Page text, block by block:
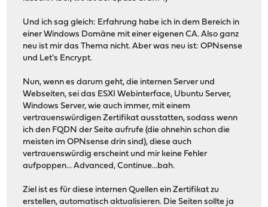
Und ich sag gleich: Erfahrung habe ich in dem Bereich in
einer Windows Domäne mit einer eigenen CA. Also ganz
neu ist mir das Thema nicht. Aber was neu ist: OPNsense
und Let's Encrypt.
Nun, wenn es darum geht, die internen Server und
Webseiten, sei das ESXI Webinterface, Ubuntu Server,
Windows Server, wie auch immer, mit einem
vertrauenswürdigen Zertifikat ausstatten, sodass wenn
ich den FQDN der Seite aufrufe (die ohnehin schon die
meisten im OPNsense drin sind), diese auch
vertrauenswürdig erscheint und mir keine Fehler
aufpoppen... Advanced, Continue...bah.
Ziel ist es für diese internen Quellen ein Zertifikat zu
erstellen, automatisch aktualisieren. Die Seiten sollte ja